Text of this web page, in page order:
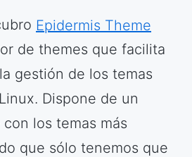
Epidermis Theme
de themes que facilita
gestión de los temas
Dispone de un
los temas más
que sólo tenemos que